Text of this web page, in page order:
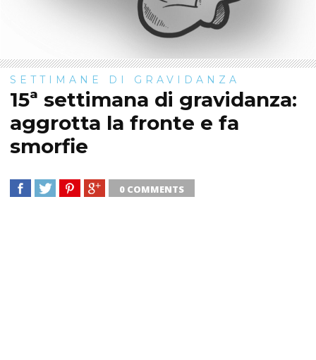
SETTIMANE DI GRAVIDANZA
15ª settimana di gravidanza:
aggrotta la fronte e fa
smorfie
0 COMMENTS